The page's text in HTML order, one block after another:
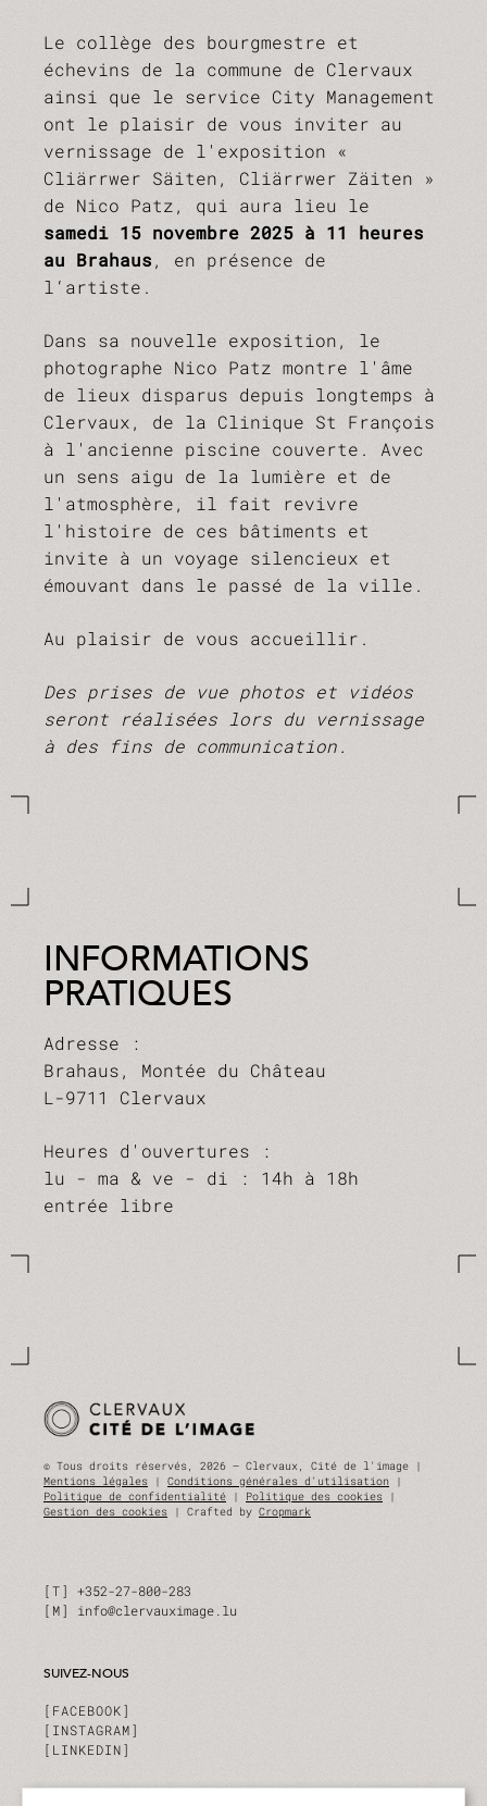
Le collège des bourgmestre et
échevins de la commune de Clervaux
ainsi que le service City Management
ont le plaisir de vous inviter au
vernissage de l'exposition «
Cliärrwer Säiten, Cliärrwer Zäiten »
de Nico Patz, qui aura lieu le
samedi 15 novembre 2025 à 11 heures
au Brahaus, en présence de
l‘artiste.
Dans sa nouvelle exposition, le
photographe Nico Patz montre l'âme
de lieux disparus depuis longtemps à
Clervaux, de la Clinique St François
à l'ancienne piscine couverte. Avec
un sens aigu de la lumière et de
l'atmosphère, il fait revivre
l'histoire de ces bâtiments et
invite à un voyage silencieux et
émouvant dans le passé de la ville.
Au plaisir de vous accueillir.
Des prises de vue photos et vidéos
seront réalisées lors du vernissage
à des fins de communication.
INFORMATIONS
PRATIQUES
Adresse :
Brahaus, Montée du Château
L-9711 Clervaux
Heures d'ouvertures :
lu - ma & ve - di : 14h à 18h
entrée libre
© Tous droits réservés, 2026 — Clervaux, Cité de l'image |
Mentions légales | Conditions générales d'utilisation |
Politique de confidentialité | Politique des cookies |
Gestion des cookies | Crafted by Cropmark
T
+352-27-800-283
M
info@clervauximage.lu
SUIVEZ-NOUS
FACEBOOK
INSTAGRAM
LINKEDIN